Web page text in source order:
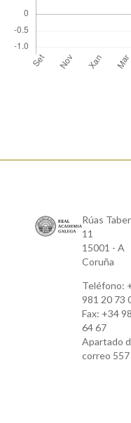
Rúas
11
15001 - A
Coruña
Teléfono:
981 20 73
Fax: +34
64 67
Apartado
correo 557